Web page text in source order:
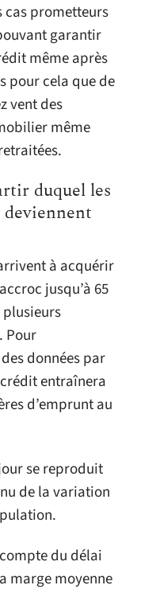
cas prometteurs
garantir
même après
pour cela que de
vent des
même
duquel les
à acquérir
jusqu’à 65
plusieurs
Pour
données par
entraînera
d’emprunt au
se reproduit
de la variation
du délai
marge moyenne